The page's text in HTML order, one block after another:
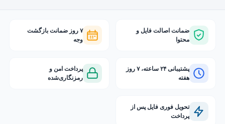
ضمانت اصالت فایل و
محتوا
۷ روز ضمانت بازگشت
وجه
پشتیبانی ۲۴ ساعته، ۷ روز
هفته
پرداخت امن و
رمزنگاری‌شده
تحویل فوری فایل پس از
پرداخت